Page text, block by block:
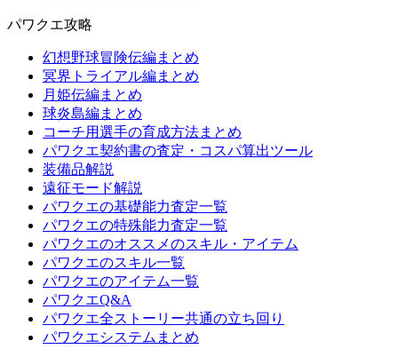
パワクエ攻略
幻想野球冒険伝編まとめ
冥界トライアル編まとめ
月姫伝編まとめ
球炎島編まとめ
コーチ用選手の育成方法まとめ
パワクエ契約書の査定・コスパ算出ツール
装備品解説
遠征モード解説
パワクエの基礎能力査定一覧
パワクエの特殊能力査定一覧
パワクエのオススメのスキル・アイテム
パワクエのスキル一覧
パワクエのアイテム一覧
パワクエQ&A
パワクエ全ストーリー共通の立ち回り
パワクエシステムまとめ